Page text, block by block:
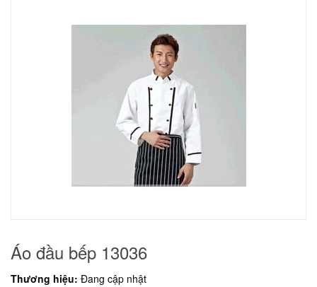
Áo đầu bếp 13036
Thương hiệu: Đang cập nhật